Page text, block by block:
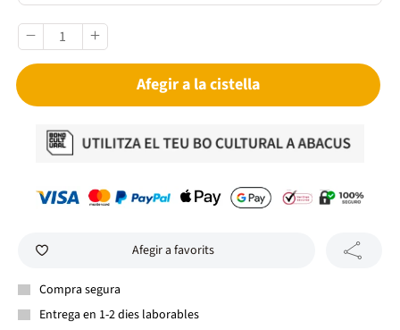
Afegir a la cistella
Afegir a favorits
Compra segura
Entrega en 1-2 dies laborables